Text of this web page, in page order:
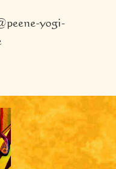
yogi-